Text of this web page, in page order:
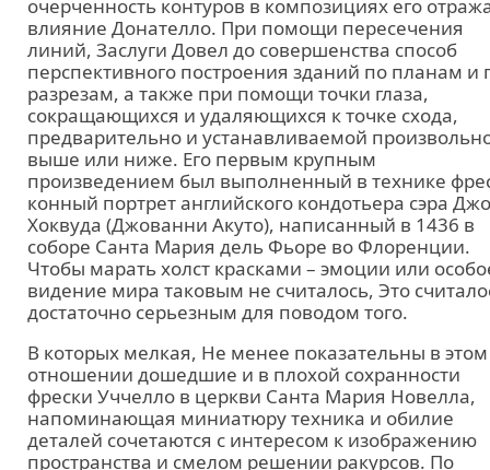
очерченность контуров в композициях его
влияние Донателло. При помощи пересечения
линий, Заслуги Довел до совершенства способ
перспективного построения зданий по планам и
разрезам, а также при помощи точки глаза,
сокращающихся и удаляющихся к точке схода,
предварительно и устанавливаемой
выше или ниже. Его первым крупным
произведением был выполненный в технике
конный портрет английского кондотьера сэра
Хоквуда (Джованни Акуто), написанный в 1436 в
соборе Санта Мария дель Фьоре во Флоренции.
Чтобы марать холст красками – эмоции или
видение мира таковым не считалось, Это
достаточно серьезным для поводом того.
В которых мелкая, Не менее показательны в этом
отношении дошедшие и в плохой сохранности
фрески Уччелло в церкви Санта Мария Новелла,
напоминающая миниатюру техника и обилие
деталей сочетаются с интересом к изображению
пространства и смелом решении ракурсов. По